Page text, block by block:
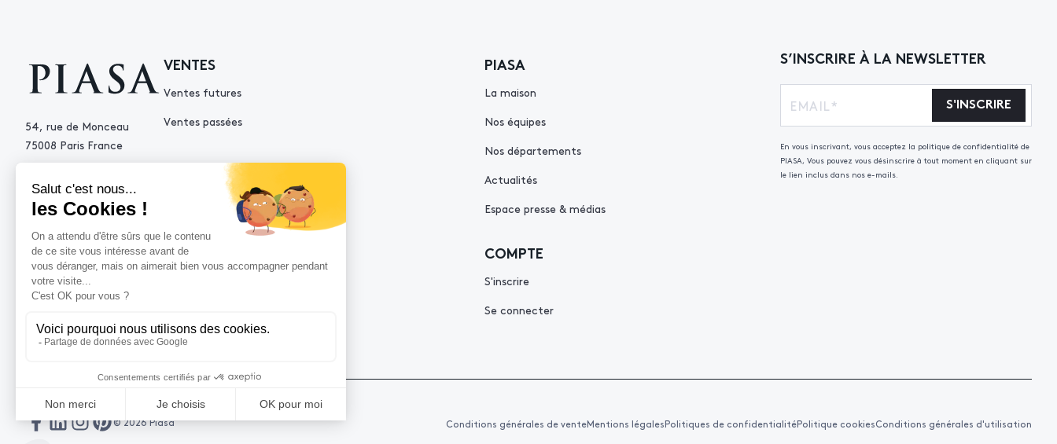
54, rue de Monceau
75008 Paris France
contact@piasa.fr
VENTES
Ventes futures
Ventes passées
PIASA
La maison
Nos équipes
Nos départements
Actualités
Espace presse & médias
AIDE
Demande d’estimation
COMPTE
S'inscrire
Se connecter
S’INSCRIRE À LA NEWSLETTER
S'INSCRIRE
En vous inscrivant, vous acceptez la politique de confidentialité de
PIASA, Vous pouvez vous désinscrire à tout moment en cliquant sur
le lien inclus dans nos e-mails.
© 2026 Piasa Conditions générales de venteMentions légalesPolitiques de confidentialitéPolitique cookiesConditions générales d'utilisation